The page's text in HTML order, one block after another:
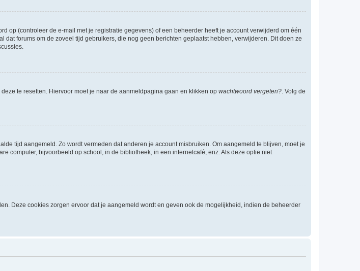
op (controleer de e-mail met je registratie gegevens) of een beheerder heeft je account verwijderd om één
forums om de zoveel tijd gebruikers, die nog geen berichten geplaatst hebben, verwijderen. Dit doen ze
te resetten. Hiervoor moet je naar de aanmeldpagina gaan en klikken op wachtwoord vergeten?. Volg de
tijd aangemeld. Zo wordt vermeden dat anderen je account misbruiken. Om aangemeld te blijven, moet je
computer, bijvoorbeeld op school, in de bibliotheek, in een internetcafé, enz. Als deze optie niet
Deze cookies zorgen ervoor dat je aangemeld wordt en geven ook de mogelijkheid, indien de beheerder